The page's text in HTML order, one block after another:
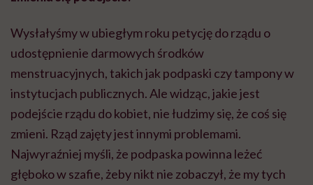
Wysłałyśmy w ubiegłym roku petycję do rządu o
udostępnienie darmowych środków
menstruacyjnych, takich jak podpaski czy tampony w
instytucjach publicznych. Ale widząc, jakie jest
podejście rządu do kobiet, nie łudzimy się, że coś się
zmieni. Rząd zajęty jest innymi problemami.
Najwyraźniej myśli, że podpaska powinna leżeć
głęboko w szafie, żeby nikt nie zobaczył, że my tych